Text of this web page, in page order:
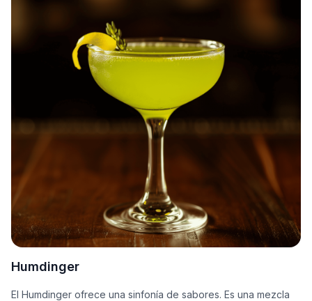
Humdinger
El Humdinger ofrece una sinfonía de sabores. Es una mezcla